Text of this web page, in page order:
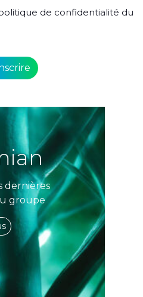
de confidentialité du
dernières
groupe